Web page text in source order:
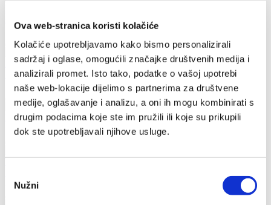
Ova web-stranica koristi kolačiće
Kolačiće upotrebljavamo kako bismo personalizirali
sadržaj i oglase, omogućili značajke društvenih medija i
analizirali promet. Isto tako, podatke o vašoj upotrebi
naše web-lokacije dijelimo s partnerima za društvene
medije, oglašavanje i analizu, a oni ih mogu kombinirati s
drugim podacima koje ste im pružili ili koje su prikupili
dok ste upotrebljavali njihove usluge.
pristanka
Nužni
sveti Ignacije Loyolski
10,90 EUR
Razgovarati s Bogom - svezak II.
Francisco Fernandez-Carvajal
11,95 EUR
Novi zavjet - crveni
11,00 EUR
Terezija iz Lisieuxa
3,32 EUR